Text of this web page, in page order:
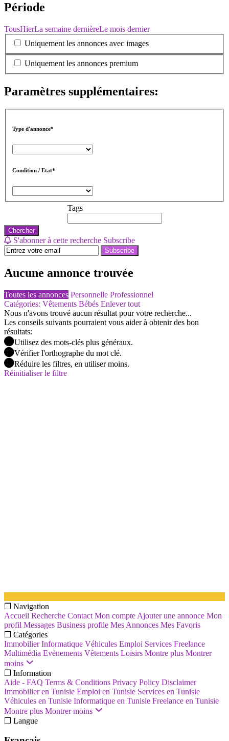
Période
TousHierLa semaine dernièreLe mois dernier
Uniquement les annonces avec images
Uniquement les annonces premium
Paramètres supplémentaires:
Type d'annonce*
Condition / Etat*
Tags
Chercher
S'abonner à cette recherche Subscribe
Subscribe
Aucune annonce trouvée
Toutes les annonces Personnelle Professionnel
Catégories: Vêtements Bébés Enlever tout
Nous n'avons trouvé aucun résultat pour votre recherche...
Les conseils suivants pourraient vous aider à obtenir des bon
résultats:
Utilisez des mots-clés plus généraux.
Vérifier l'orthographe du mot clé.
Réduire les filtres, en utiliser moins.
Réinitialiser le filtre
❐ Navigation
Accueil Recherche Contact Mon compte Ajouter une annonce Mon
profil Messages Business profile Mes Annonces Mes Favoris
❐ Catégories
Immobilier Informatique Véhicules Emploi Services Freelance
Multimédia Evènements Vêtements Loisirs Montre plus Montrer
moins
❐ Information
Aide - FAQ Terms & Conditions Privacy Policy Disclaimer
Immobilier en Tunisie Emploi en Tunisie Services en Tunisie
Véhicules en Tunisie Informatique en Tunisie Freelance en Tunisie
Montre plus Montrer moins
❐ Langue